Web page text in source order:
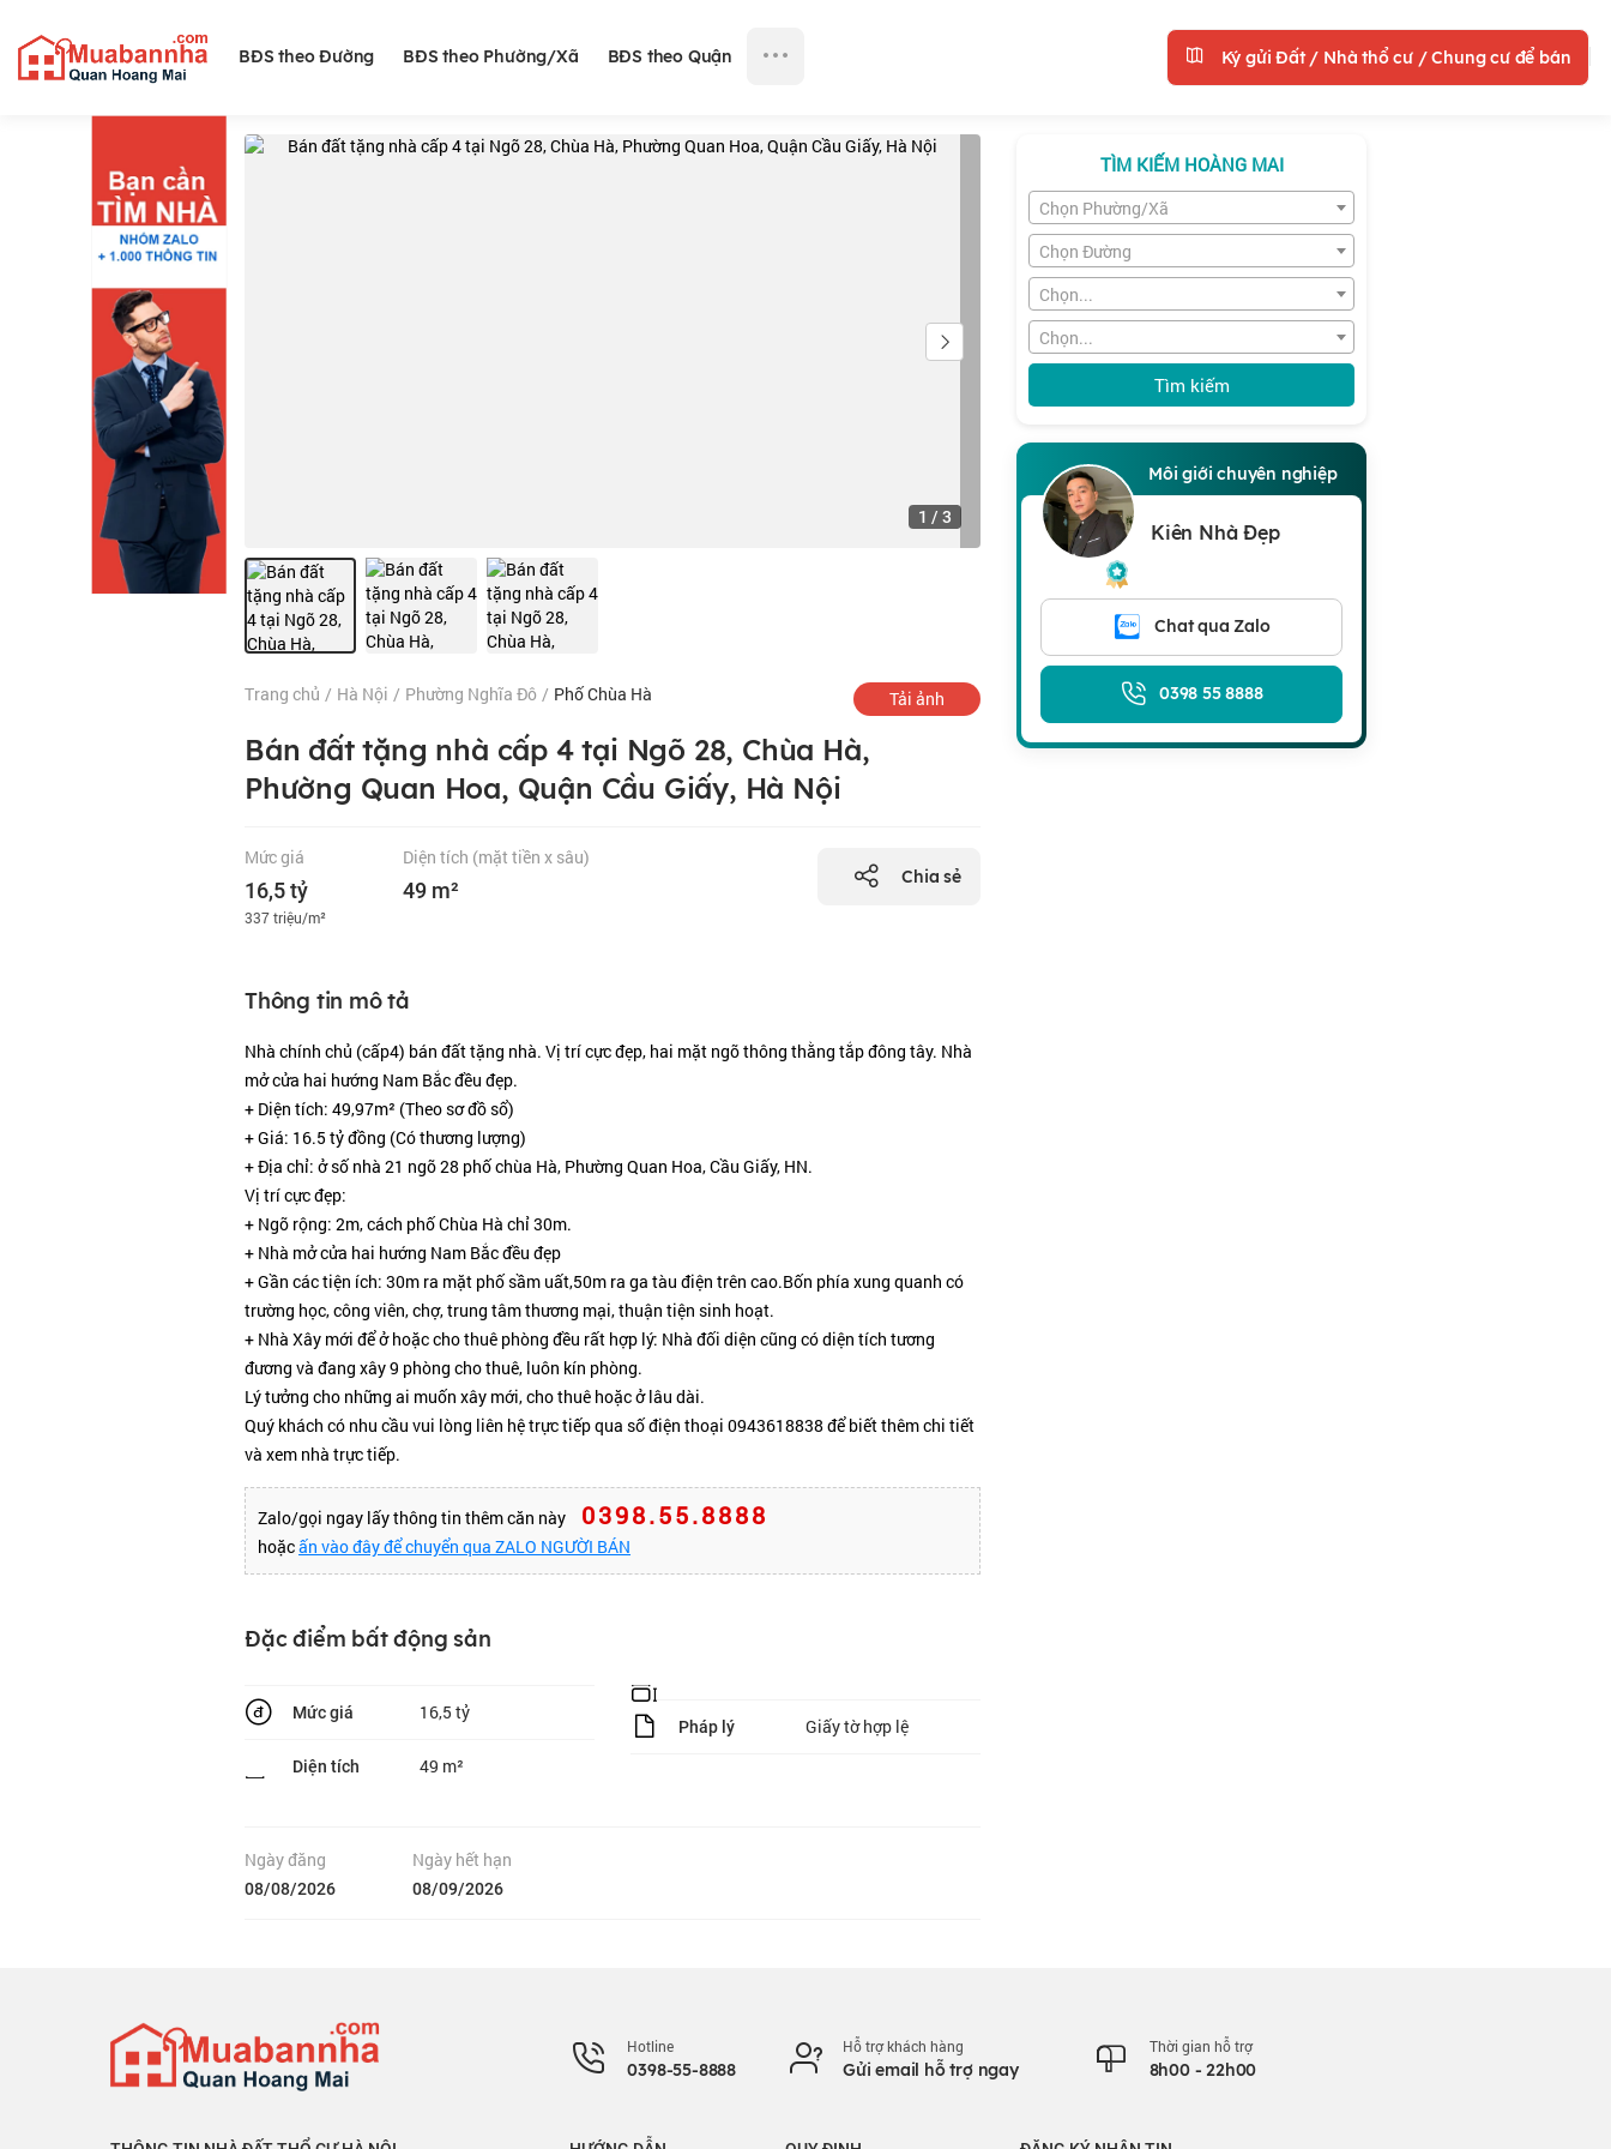
Ký gửi Đất / Nhà thổ cư / Chung cư để bán
BĐS theo Đường BĐS theo Phường/Xã BĐS theo Quận
1 / 3
Trang chủ / Hà Nội / Phường Nghĩa Đô / Phố Chùa Hà Tải ảnh
Bán đất tặng nhà cấp 4 tại Ngõ 28, Chùa Hà,
Phường Quan Hoa, Quận Cầu Giấy, Hà Nội
Mức giá
16,5 tỷ
337 triệu/m²
Diện tích (mặt tiền x sâu)
49 m²
Chia sẻ
Thông tin mô tả
Nhà chính chủ (cấp4) bán đất tặng nhà. Vị trí cực đẹp, hai mặt ngõ thông thằng tắp đông tây. Nhà
mở cửa hai hướng Nam Bắc đều đẹp.
+ Diện tích: 49,97m² (Theo sơ đồ sổ)
+ Giá: 16.5 tỷ đồng (Có thương lượng)
+ Địa chỉ: ở số nhà 21 ngõ 28 phố chùa Hà, Phường Quan Hoa, Cầu Giấy, HN.
Vị trí cực đẹp:
+ Ngõ rộng: 2m, cách phố Chùa Hà chỉ 30m.
+ Nhà mở cửa hai hướng Nam Bắc đều đẹp
+ Gần các tiện ích: 30m ra mặt phố sầm uất,50m ra ga tàu điện trên cao.Bốn phía xung quanh có
trường học, công viên, chợ, trung tâm thương mại, thuận tiện sinh hoạt.
+ Nhà Xây mới để ở hoặc cho thuê phòng đều rất hợp lý: Nhà đối diện cũng có diện tích tương
đương và đang xây 9 phòng cho thuê, luôn kín phòng.
Lý tưởng cho những ai muốn xây mới, cho thuê hoặc ở lâu dài.
Quý khách có nhu cầu vui lòng liên hệ trực tiếp qua số điện thoại 0943618838 để biết thêm chi tiết
và xem nhà trực tiếp.
Zalo/gọi ngay lấy thông tin thêm căn này 0398.55.8888
hoặcấn vào đây để chuyển qua ZALO NGƯỜI BÁN
Đặc điểm bất động sản
Mức giá 16,5 tỷ
Diện tích 49 m²
Pháp lý Giấy tờ hợp lệ
Ngày đăng
08/08/2026
Ngày hết hạn
08/09/2026
TÌM KIẾM HOÀNG MAI
Chọn Phường/Xã
Chọn Đường
Chọn...
Chọn...
Tìm kiếm
Môi giới chuyên nghiệp
Kiên Nhà Đẹp
Chat qua Zalo
0398 55 8888
Hotline
0398-55-8888
Hỗ trợ khách hàng
Gửi email hỗ trợ ngay
Thời gian hỗ trợ
8h00 - 22h00